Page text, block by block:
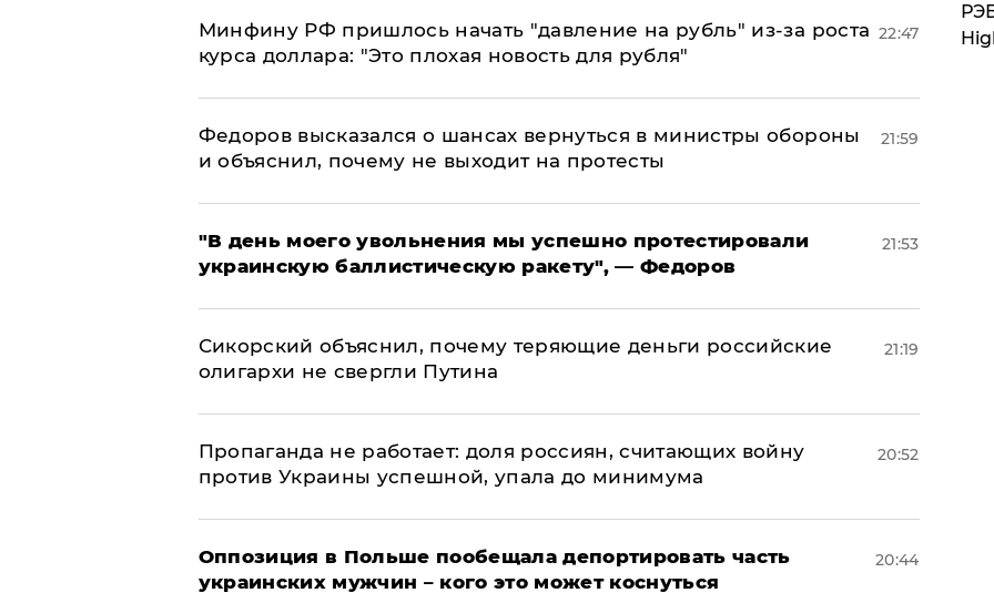
Минфину РФ пришлось начать "давление на рубль" из-за роста
курса доллара: "Это плохая новость для рубля"
22:47
Федоров высказался о шансах вернуться в министры обороны
и объяснил, почему не выходит на протесты
21:59
​"В день моего увольнения мы успешно протестировали
украинскую баллистическую ракету", — Федоров
21:53
Сикорский объяснил, почему теряющие деньги российские
олигархи не свергли Путина
21:19
​Пропаганда не работает: доля россиян, считающих войну
против Украины успешной, упала до минимума
20:52
Оппозиция в Польше пообещала депортировать часть
украинских мужчин – кого это может коснуться
20:44